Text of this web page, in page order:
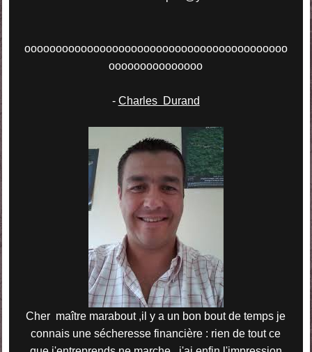
oooooooooooooooooooooooooooooooooooooooooo
ooooooooooooooo
- Charles Durand
Cher maître marabout ,il y a un bon bout de temps je
connais une sécheresse financière : rien de tout ce